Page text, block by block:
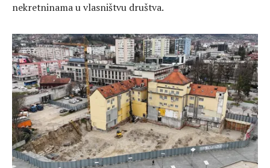
nekretninama u vlasništvu društva.